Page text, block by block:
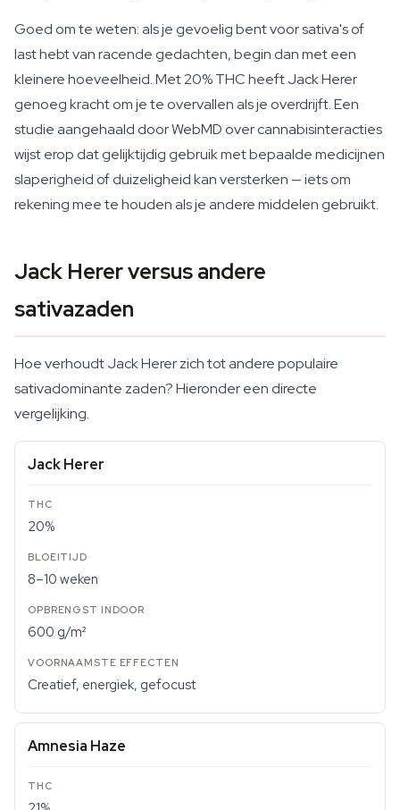
Goed om te weten: als je gevoelig bent voor sativa's of
last hebt van racende gedachten, begin dan met een
kleinere hoeveelheid. Met 20% THC heeft Jack Herer
genoeg kracht om je te overvallen als je overdrijft. Een
studie aangehaald door WebMD over cannabisinteracties
wijst erop dat gelijktijdig gebruik met bepaalde medicijnen
slaperigheid of duizeligheid kan versterken — iets om
rekening mee te houden als je andere middelen gebruikt.
Jack Herer versus andere
sativazaden
Hoe verhoudt Jack Herer zich tot andere populaire
sativadominante zaden? Hieronder een directe
vergelijking.
Jack Herer
20%
8–10 weken
600 g/m²
Creatief, energiek, gefocust
Amnesia Haze